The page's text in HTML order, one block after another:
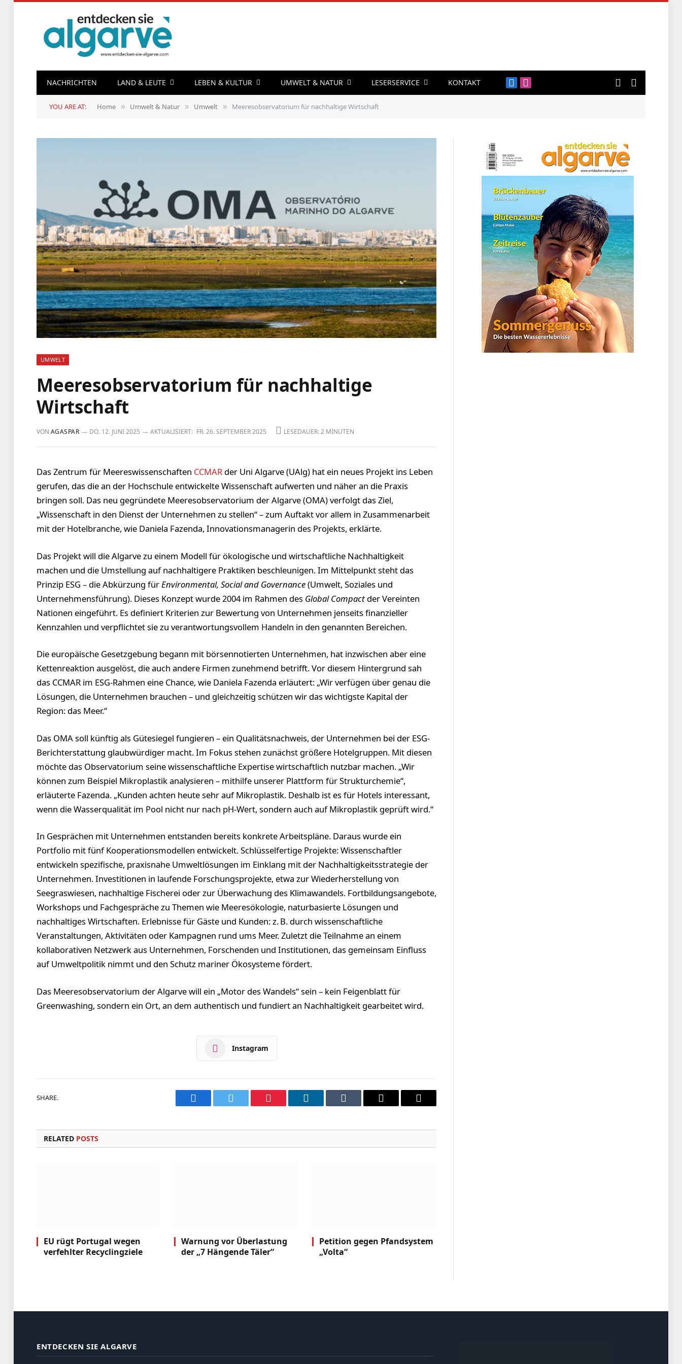
NACHRICHTEN LAND & LEUTE LEBEN & KULTUR UMWELT & NATUR LESERSERVICE KONTAKT FacebookInstagram
YOU ARE AT: Home » Umwelt & Natur » Umwelt » Meeresobservatorium für nachhaltige Wirtschaft
UMWELT
Meeresobservatorium für nachhaltige
Wirtschaft
VON AGASPAR DO. 12. JUNI 2025 AKTUALISIERT: FR. 26. SEPTEMBER 2025 LESEDAUER: 2 MINUTEN
Das Zentrum für Meereswissenschaften CCMAR der Uni Algarve (UAlg) hat ein neues Projekt ins Leben
gerufen, das die an der Hochschule entwickelte Wissenschaft aufwerten und näher an die Praxis
bringen soll. Das neu gegründete Meeresobservatorium der Algarve (OMA) verfolgt das Ziel,
„Wissenschaft in den Dienst der Unternehmen zu stellen“ – zum Auftakt vor allem in Zusammenarbeit
mit der Hotelbranche, wie Daniela Fazenda, Innovationsmanagerin des Projekts, erklärte.
Das Projekt will die Algarve zu einem Modell für ökologische und wirtschaftliche Nachhaltigkeit
machen und die Umstellung auf nachhaltigere Praktiken beschleunigen. Im Mittelpunkt steht das
Prinzip ESG – die Abkürzung für Environmental, Social and Governance(Umwelt, Soziales und
Unternehmensführung). Dieses Konzept wurde 2004 im Rahmen des Global Compact der Vereinten
Nationen eingeführt. Es definiert Kriterien zur Bewertung von Unternehmen jenseits finanzieller
Kennzahlen und verpflichtet sie zu verantwortungsvollem Handeln in den genannten Bereichen.
Die europäische Gesetzgebung begann mit börsennotierten Unternehmen, hat inzwischen aber eine
Kettenreaktion ausgelöst, die auch andere Firmen zunehmend betrifft. Vor diesem Hintergrund sah
das CCMAR im ESG-Rahmen eine Chance, wie Daniela Fazenda erläutert: „Wir verfügen über genau die
Lösungen, die Unternehmen brauchen – und gleichzeitig schützen wir das wichtigste Kapital der
Region: das Meer.“
Das OMA soll künftig als Gütesiegel fungieren – ein Qualitätsnachweis, der Unternehmen bei der ESG-
Berichterstattung glaubwürdiger macht. Im Fokus stehen zunächst größere Hotelgruppen. Mit diesen
möchte das Observatorium seine wissenschaftliche Expertise wirtschaftlich nutzbar machen. „Wir
können zum Beispiel Mikroplastik analysieren – mithilfe unserer Plattform für Strukturchemie“,
erläuterte Fazenda. „Kunden achten heute sehr auf Mikroplastik. Deshalb ist es für Hotels interessant,
wenn die Wasserqualität im Pool nicht nur nach pH-Wert, sondern auch auf Mikroplastik geprüft wird.“
In Gesprächen mit Unternehmen entstanden bereits konkrete Arbeitspläne. Daraus wurde ein
Portfolio mit fünf Kooperationsmodellen entwickelt. Schlüsselfertige Projekte: Wissenschaftler
entwickeln spezifische, praxisnahe Umweltlösungen im Einklang mit der Nachhaltigkeitsstrategie der
Unternehmen. Investitionen in laufende Forschungsprojekte, etwa zur Wiederherstellung von
Seegraswiesen, nachhaltige Fischerei oder zur Überwachung des Klimawandels. Fortbildungsangebote,
Workshops und Fachgespräche zu Themen wie Meeresökologie, naturbasierte Lösungen und
nachhaltiges Wirtschaften. Erlebnisse für Gäste und Kunden: z. B. durch wissenschaftliche
Veranstaltungen, Aktivitäten oder Kampagnen rund ums Meer. Zuletzt die Teilnahme an einem
kollaborativen Netzwerk aus Unternehmen, Forschenden und Institutionen, das gemeinsam Einfluss
auf Umweltpolitik nimmt und den Schutz mariner Ökosysteme fördert.
Das Meeresobservatorium der Algarve will ein „Motor des Wandels“ sein – kein Feigenblatt für
Greenwashing, sondern ein Ort, an dem authentisch und fundiert an Nachhaltigkeit gearbeitet wird.
Instagram
SHARE. FacebookTwitter PinterestLinkedInTumblr Email
Copy
RELATED POSTS
EU rügt Portugal wegen
verfehlter Recyclingziele
Warnung vor Überlastung
der „7 Hängende Täler“
Petition gegen Pfandsystem
„Volta“
ENTDECKEN SIE ALGARVE